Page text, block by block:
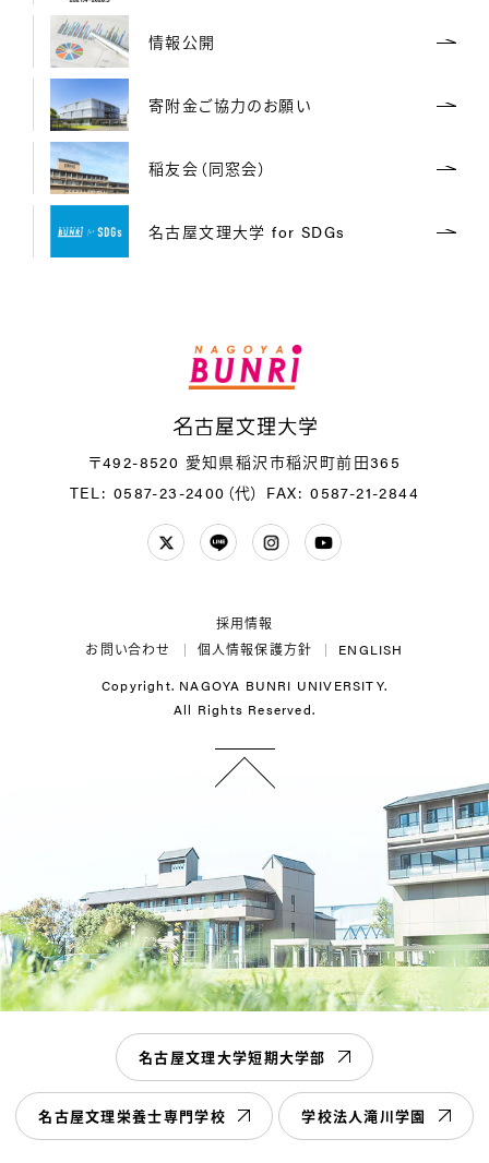
情報公開
寄附金ご協力のお願い
稲友会（同窓会）
名古屋文理大学 for SDGs
〒492-8520 愛知県稲沢市稲沢町前田365
TEL: 0587-23-2400（代） FAX: 0587-21-2844
ENGLISH
個人情報保護方針
お問い合わせ
採用情報
Copyright. NAGOYA BUNRI UNIVERSITY.
All Rights Reserved.
名古屋文理大学短期大学部
名古屋文理栄養士専門学校 学校法人滝川学園